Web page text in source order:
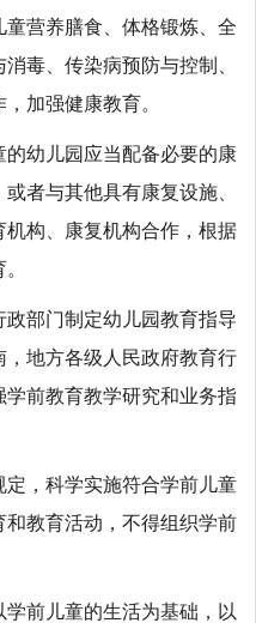
营养膳食、体格锻炼、全
毒、传染病预防与控制、
加强健康教育。
幼儿园应当配备必要的康
者与其他具有康复设施、
构、康复机构合作，根据
部门制定幼儿园教育指导
地方各级人民政府教育行
前教育教学研究和业务指
，科学实施符合学前儿童
教育活动，不得组织学前
前儿童的生活为基础，以